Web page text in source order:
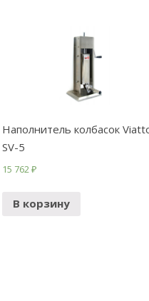
Наполнитель колбасок
SV-5
15 762₽
В корзину